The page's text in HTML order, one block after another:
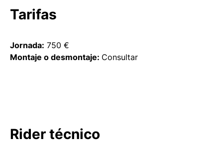
Tarifas
Jornada: 750 €
Montaje o desmontaje: Consultar
Rider técnico